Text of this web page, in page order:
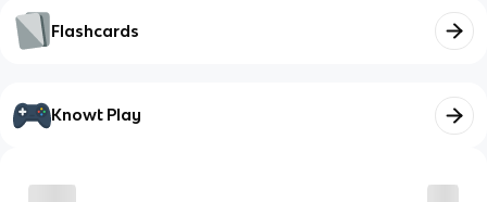
Flashcards
Knowt Play